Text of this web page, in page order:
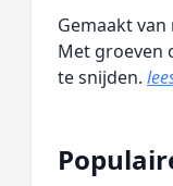
Gemaakt
Met groeven
te snijden.